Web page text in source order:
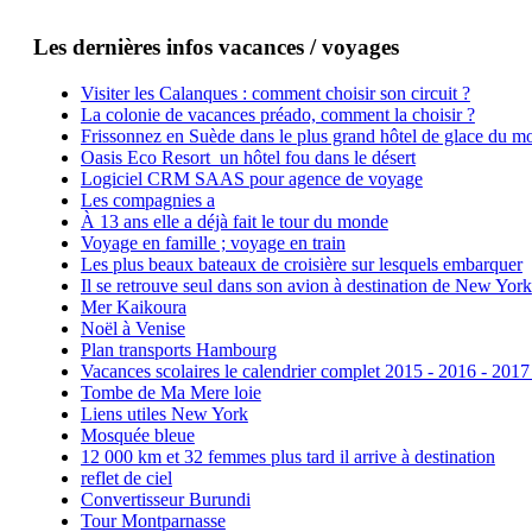
Les dernières infos vacances / voyages
Visiter les Calanques : comment choisir son circuit ?
La colonie de vacances préado, comment la choisir ?
Frissonnez en Suède dans le plus grand hôtel de glace du
Oasis Eco Resort un hôtel fou dans le désert
Logiciel CRM SAAS pour agence de voyage
Les compagnies a
À 13 ans elle a déjà fait le tour du monde
Voyage en famille ; voyage en train
Les plus beaux bateaux de croisière sur lesquels embarquer
Il se retrouve seul dans son avion à destination de New York
Mer Kaikoura
Noël à Venise
Plan transports Hambourg
Vacances scolaires le calendrier complet 2015 - 2016 -
Tombe de Ma Mere loie
Liens utiles New York
Mosquée bleue
12 000 km et 32 femmes plus tard il arrive à destination
reflet de ciel
Convertisseur Burundi
Tour Montparnasse